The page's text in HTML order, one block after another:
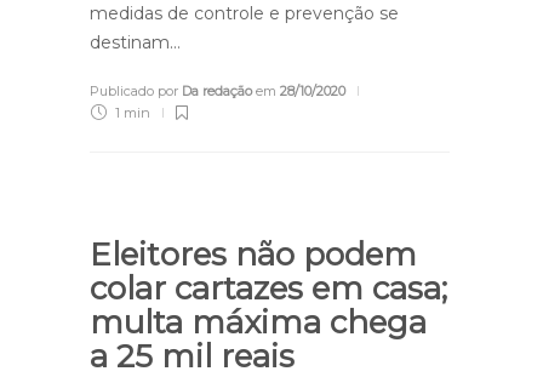
medidas de controle e prevenção se
destinam…
Publicado por Da redaçãoem 28/10/2020
1 min
Eleitores não podem
colar cartazes em casa;
multa máxima chega
a 25 mil reais